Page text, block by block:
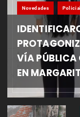
Novedades
VÍA PÚBLICA
EN